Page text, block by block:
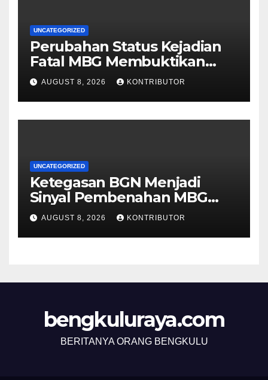
UNCATEGORIZED
Perubahan Status Kejadian
Fatal MBG Membuktikan
Pemerintah Tidak Main-main
AUGUST 8, 2026 KONTRIBUTOR
UNCATEGORIZED
Ketegasan BGN Menjadi
Sinyal Pembenahan MBG
Berjalan Lebih Serius
AUGUST 8, 2026 KONTRIBUTOR
bengkuluraya.com
BERITANYA ORANG BENGKULU